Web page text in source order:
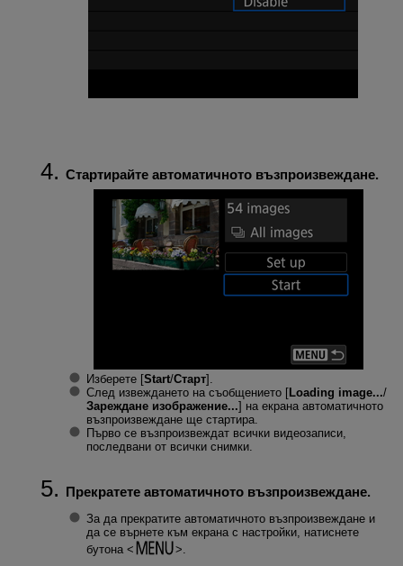
Стартирайте автоматичното възпроизвеждане.
Изберете [Start/Старт].
След извеждането на съобщението [Loading image.../
Зареждане изображение...] на екрана автоматичното
възпроизвеждане ще стартира.
Първо се възпроизвеждат всички видеозаписи,
последвани от всички снимки.
Прекратете автоматичното възпроизвеждане.
За да прекратите автоматичното възпроизвеждане и
да се върнете към екрана с настройки, натиснете
бутона
.